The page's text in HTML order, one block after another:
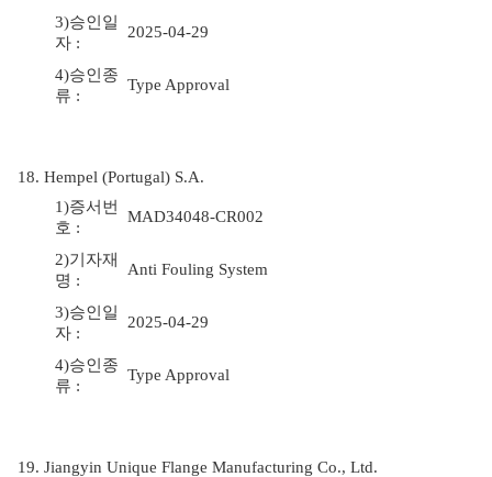
3)승인일
자 :
2025-04-29
4)승인종
류 :
Type Approval
18. Hempel (Portugal) S.A.
1)증서번
호 :
MAD34048-CR002
2)기자재
명 :
Anti Fouling System
3)승인일
자 :
2025-04-29
4)승인종
류 :
Type Approval
19. Jiangyin Unique Flange Manufacturing Co., Ltd.